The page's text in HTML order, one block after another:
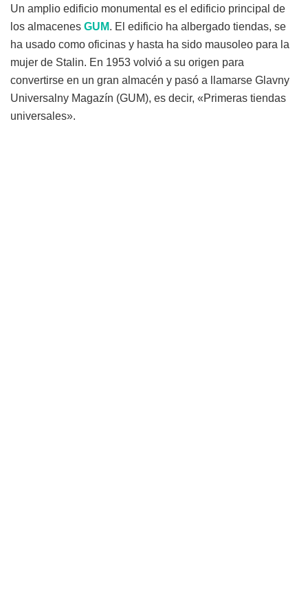
Un amplio edificio monumental es el edificio principal de
los almacenes GUM. El edificio ha albergado tiendas, se
ha usado como oficinas y hasta ha sido mausoleo para la
mujer de Stalin. En 1953 volvió a su origen para
convertirse en un gran almacén y pasó a llamarse Glavny
Universalny Magazín (GUM), es decir, «Primeras tiendas
universales».